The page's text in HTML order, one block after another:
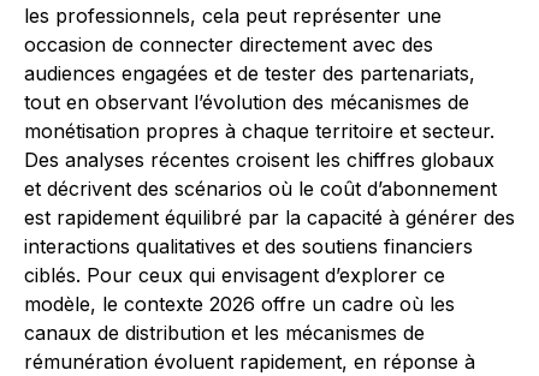
les professionnels, cela peut représenter une
occasion de connecter directement avec des
audiences engagées et de tester des partenariats,
tout en observant l’évolution des mécanismes de
monétisation propres à chaque territoire et secteur.
Des analyses récentes croisent les chiffres globaux
et décrivent des scénarios où le coût d’abonnement
est rapidement équilibré par la capacité à générer des
interactions qualitatives et des soutiens financiers
ciblés. Pour ceux qui envisagent d’explorer ce
modèle, le contexte 2026 offre un cadre où les
canaux de distribution et les mécanismes de
rémunération évoluent rapidement, en réponse à